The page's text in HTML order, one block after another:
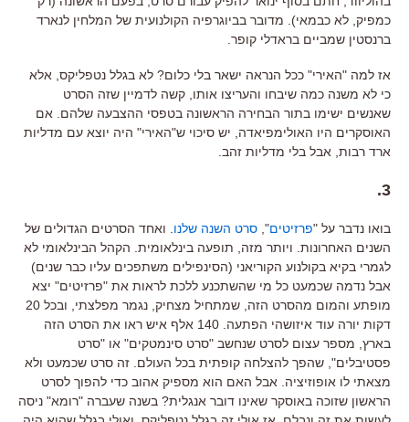
כמפיק לא כבמאי). מדובר בביוגרפיה הקולנועית של המלחין לנארד
ברנסטין שמביים בראדלי קופר
אז למה "האירי" ככל הנראה ישאר בלי כלום? לא בגלל נטפליקס אלא
כי לא משנה כמה שיבחו והעריצו אותו קשה לדמיין שזה הסרט
שאנשים ישימו בתור הבחירה הראשונה בטפסי ההצבעה שלהם
אם
האוסקרים היו האולימפיאדה
יש סיכוי ש"האירי" היה יוצא עם מדליות
ארד רבות אבל בלי מדליות זהב
3
.
בואו נדבר על "פרזיטים", סרט השנה שלנו
ואחד הסרטים הגדולים של
השנים האחרונות ויותר מזה תופעה בינלאומית הקהל הבינלאומי לא
לגמרי בקיא בקולנוע הקוריאני (הסינפילים משתפכים עליו כבר שנים)
אבל נדמה שכמעט כל מי שהשתכנע ללכת לראות את "פרזיטים" יצא
מופתע והמום מהסרט הזה שמתחיל מצחיק נגמר מפלצתי ובכל 20
דקות יורה עוד איזושהי הפתעה 140 אלף איש ראו את הסרט הזה
בארץ מספר עצום לסרט שנחשב "סרט סינמטקים" או "סרט
פסטיבלים", שהפך להצלחה קופתית בכל העולם זה סרט שכמעט ולא
מצאתי לו אופוזיציה
אבל האם הוא מספיק אהוב כדי להפוך לסרט
הראשון שזוכה באוסקר שאינו דובר אנגלית? בשנה שעברה "רומא" ניסה